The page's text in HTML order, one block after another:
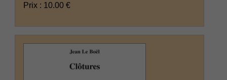
Prix : 10.00 €